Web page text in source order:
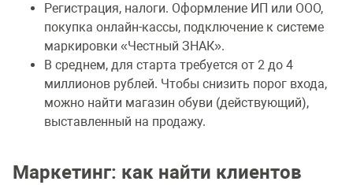
Регистрация, налоги. Оформление ИП или ООО,
покупка онлайн-кассы, подключение к системе
маркировки «Честный ЗНАК».
В среднем, для старта требуется от 2 до 4
миллионов рублей. Чтобы снизить порог входа,
можно найти магазин обуви (действующий),
выставленный на продажу.
Маркетинг: как найти клиентов